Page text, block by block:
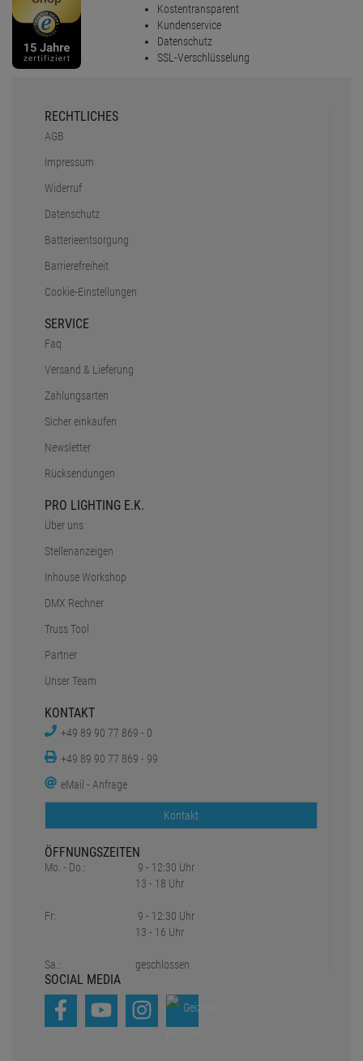
Kostentransparent
Kundenservice
Datenschutz
SSL-Verschlüsselung
RECHTLICHES
AGB
Impressum
Widerruf
Datenschutz
Batterieentsorgung
Barrierefreiheit
Cookie-Einstellungen
SERVICE
Faq
Versand & Lieferung
Zahlungsarten
Sicher einkaufen
Newsletter
Rücksendungen
PRO LIGHTING E.K.
Über uns
Stellenanzeigen
Inhouse Workshop
DMX Rechner
Truss Tool
Partner
Unser Team
KONTAKT
+49 89 90 77 869 - 0
+49 89 90 77 869 - 99
eMail - Anfrage
Kontakt
ÖFFNUNGSZEITEN
Mo. - Do.:
Fr:
Sa.:
9 - 12:30 Uhr
13 - 18 Uhr
9 - 12:30 Uhr
13 - 16 Uhr
geschlossen
SOCIAL MEDIA